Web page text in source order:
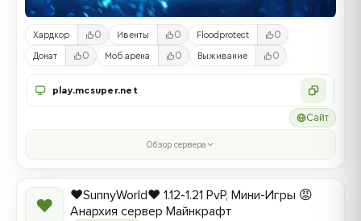
Хардкор 0 Ивенты 0 Floodprotect 0
Донат 0 Моб арена 0 Выживание 0
play.mcsuper.net
Сайт
Обзор сервера
❤
❤️SunnyWorld❤️ 1.12-1.21 PvP, Мини-Игры 😡
Анархия сервер Майнкрафт